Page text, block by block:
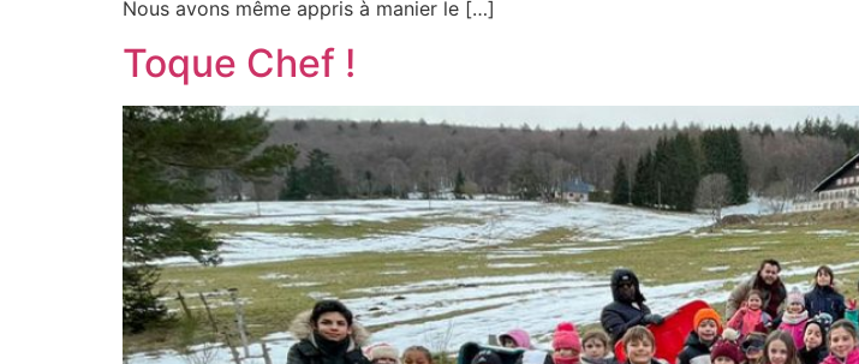
Nous avons même appris à manier le […]
Toque Chef !